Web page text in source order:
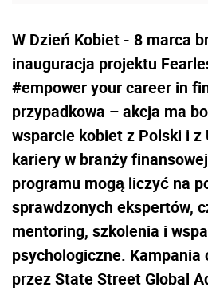
W Dzień Kobiet - 8 marca
inauguracja projektu
#empower your career in
przypadkowa – akcja ma
wsparcie kobiet z Polski i z
kariery w branży
programu mogą liczyć na
sprawdzonych ekspertów,
mentoring, szkolenia i
psychologiczne.
przez State Street Global